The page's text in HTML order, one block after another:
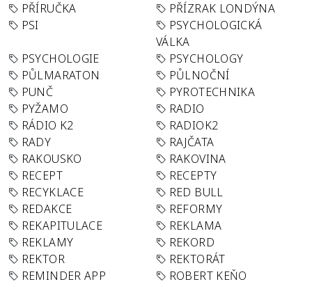
PŘÍRUČKA
PŘÍZRAK LONDÝNA
PSI
PSYCHOLOGICKÁ
VÁLKA
PSYCHOLOGIE
PSYCHOLOGY
PŮLMARATON
PŮLNOČNÍ
PUNČ
PYROTECHNIKA
PYŽAMO
RADIO
RÁDIO K2
RADIOK2
RADY
RAJČATA
RAKOUSKO
RAKOVINA
RECEPT
RECEPTY
RECYKLACE
RED BULL
REDAKCE
REFORMY
REKAPITULACE
REKLAMA
REKLAMY
REKORD
REKTOR
REKTORÁT
REMINDER APP
ROBERT KEŇO